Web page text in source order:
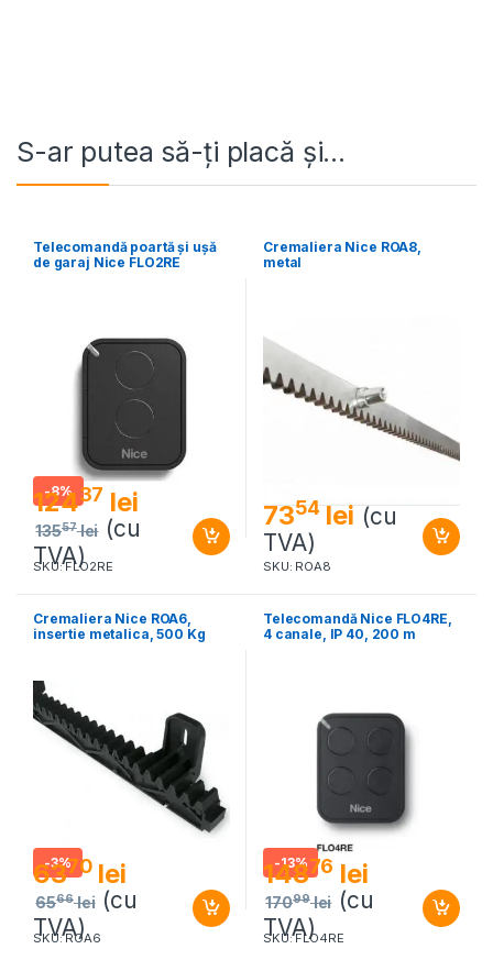
S-ar putea să-ți placă și…
Telecomandă poartă și ușă
de garaj Nice FLO2RE
-8%
12437 lei
13557 lei (cu
TVA)
SKU: FLO2RE
Cremaliera Nice ROA8,
metal
7354 lei (cu
TVA)
SKU: ROA8
Cremaliera Nice ROA6,
insertie metalica, 500 Kg
-3%
6370 lei
6566 lei (cu
TVA)
SKU: ROA6
Telecomandă Nice FLO4RE,
4 canale, IP 40, 200 m
-13%
14876 lei
17099 lei (cu
TVA)
SKU: FLO4RE